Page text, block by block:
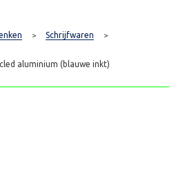
> Schrijfwaren >
aluminium (blauwe inkt)